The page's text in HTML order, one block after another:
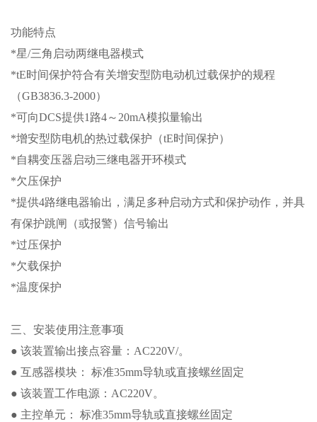
功能特点
*星/三角启动两继电器模式
*tE时间保护符合有关增安型防电动机过载保护的规程
（GB3836.3-2000）
*可向DCS提供1路4～20mA模拟量输出
*增安型防电机的热过载保护（tE时间保护）
*自耦变压器启动三继电器开环模式
*欠压保护
*提供4路继电器输出，满足多种启动方式和保护动作，并具
有保护跳闸（或报警）信号输出
*过压保护
*欠载保护
*温度保护
三、安装使用注意事项
● 该装置输出接点容量：AC220V/。
● 互感器模块： 标准35mm导轨或直接螺丝固定
● 该装置工作电源：AC220V。
● 主控单元： 标准35mm导轨或直接螺丝固定